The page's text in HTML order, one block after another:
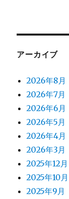
アーカイブ
2026年8月
2026年7月
2026年6月
2026年5月
2026年4月
2026年3月
2025年12月
2025年10月
2025年9月